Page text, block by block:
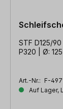
STF D125/
P320 | Ø: 125
Art.-Nr.: F-
Auf Lager,